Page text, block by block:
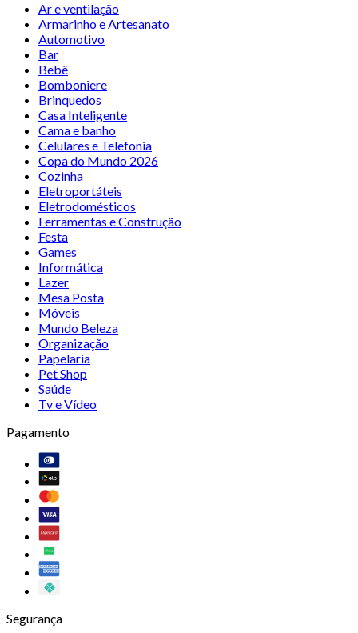
Ar e ventilação
Armarinho e Artesanato
Automotivo
Bar
Bebê
Bomboniere
Brinquedos
Casa Inteligente
Cama e banho
Celulares e Telefonia
Copa do Mundo 2026
Cozinha
Eletroportáteis
Eletrodomésticos
Ferramentas e Construção
Festa
Games
Informática
Lazer
Mesa Posta
Móveis
Mundo Beleza
Organização
Papelaria
Pet Shop
Saúde
Tv e Vídeo
Pagamento
Segurança